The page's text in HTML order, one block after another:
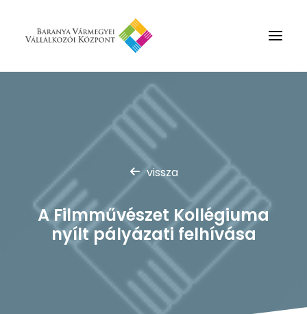
Rólunk
Szolgáltatások
Hírek
Partnerek
Kapcsolat
Keresés
vissza
A Filmművészet Kollégiuma
nyílt pályázati felhívása